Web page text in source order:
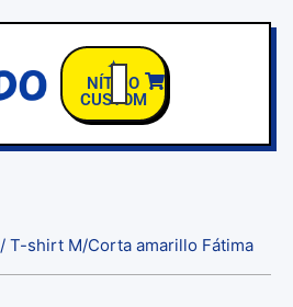
✦
NÍTIDO
CUSTOM
/ T-shirt M/Corta amarillo Fátima